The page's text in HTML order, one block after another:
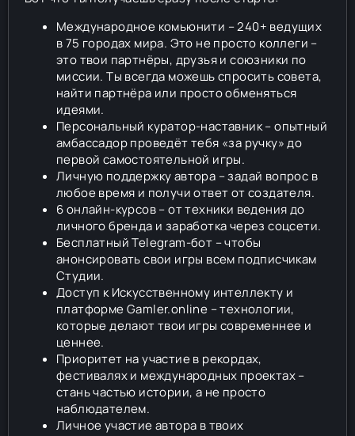
Международное комьюнити – 240+ ведущих
в 75 городах мира. Это не просто коллеги –
это твои партнёры, друзья и союзники по
миссии. Ты всегда можешь спросить совета,
найти партнёра или просто обменяться
идеями.
Персональный куратор-наставник – опытный
амбассадор проведёт тебя «за ручку» до
первой самостоятельной игры.
Личную поддержку автора – задай вопрос в
любое время и получи ответ от создателя.
6 онлайн-курсов – от техники ведения до
личного бренда и заработка через соцсети.
Бесплатный Telegram-бот – чтобы
анонсировать свои игры всем подписчикам
Студии.
Доступ к Искусственному интеллекту и
платформе Gamler.online – технологии,
которые делают твои игры современнее и
ценнее.
Приоритет на участие в рекордах,
фестивалях и международных проектах –
стань частью истории, а не просто
наблюдателем.
Личное участие автора в твоих